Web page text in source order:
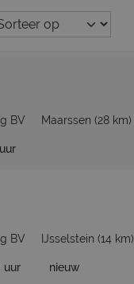
BV Maarssen (28 km)
BV IJsselstein (14 km)
uur nieuw